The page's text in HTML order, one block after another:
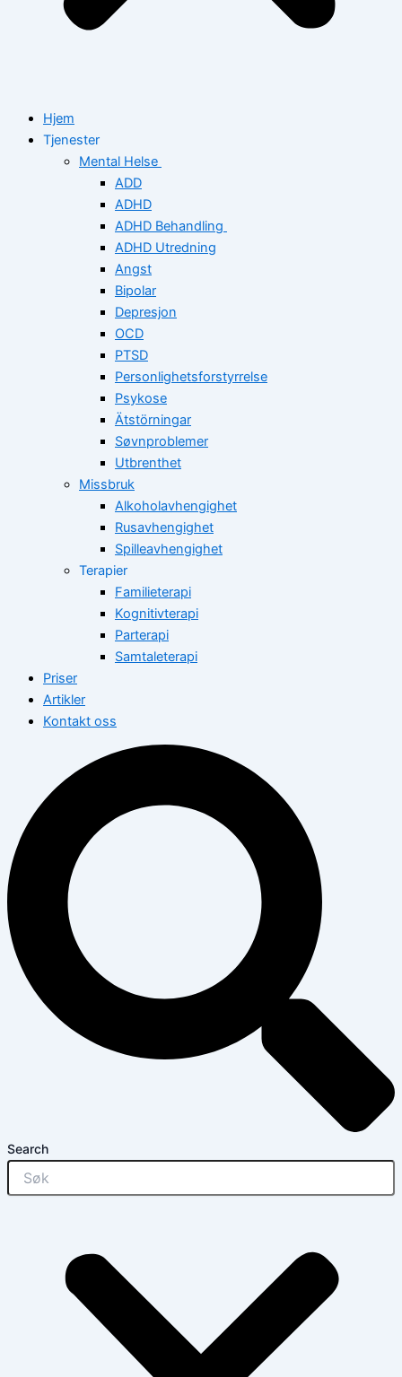
Hjem
Tjenester
Mental Helse
ADD
ADHD
ADHD Behandling
ADHD Utredning
Angst
Bipolar
Depresjon
OCD
PTSD
Personlighetsforstyrrelse
Psykose
Ätstörningar
Søvnproblemer
Utbrenthet
Missbruk
Alkoholavhengighet
Rusavhengighet
Spilleavhengighet
Terapier
Familieterapi
Kognitivterapi
Parterapi
Samtaleterapi
Priser
Artikler
Kontakt oss
Search